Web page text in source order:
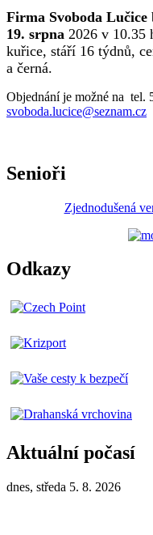
Firma Svoboda Lučice
19. srpna 2026 v 10.35
kuřice, stáří 16 týdnů,
a černá.
Objednání je možné na tel.
svoboda.lucice@seznam.cz
Senioři
Zjednodušená
Odkazy
Aktuální počasí
dnes, středa 5. 8. 2026